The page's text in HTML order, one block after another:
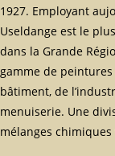
1927. Employant
Useldange est le
dans la Grande
gamme de
bâtiment, de
menuiserie. Une
mélanges